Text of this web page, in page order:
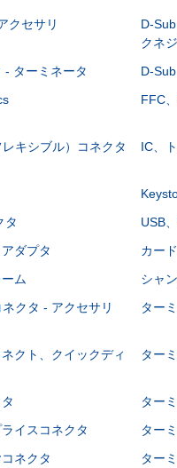
クセサリ
D-
クネジ
- ターミネータ D-
FFC
キシブル）コネクタ
IC、
タ USB
ダプタ カー
ム シャ
クタ - アクセサリ ター
クト、クイックディ
ター
ター
イスコネクタ ター
ネクタ ター